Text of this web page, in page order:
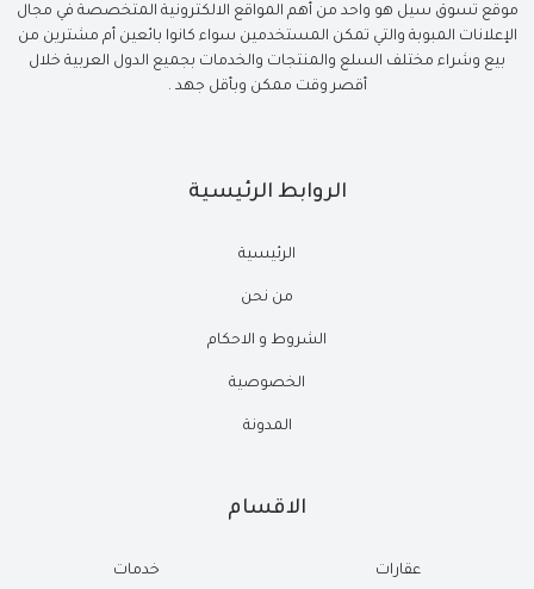
موقع تسوق سيل هو واحد من أهم المواقع الالكترونية المتخصصة في مجال
الإعلانات المبوبة والتي تمكن المستخدمين سواء كانوا بائعين أم مشترين من
بيع وشراء مختلف السلع والمنتجات والخدمات بجميع الدول العربية خلال
أقصر وقت ممكن وبأقل جهد .
الروابط الرئيسية
الرئيسية
من نحن
الشروط و الاحكام
الخصوصية
المدونة
الاقسام
عقارات خدمات